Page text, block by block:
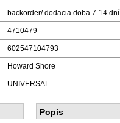
backorder/ dodacia doba 7-14 dní
4710479
602547104793
Howard Shore
UNIVERSAL
Popis